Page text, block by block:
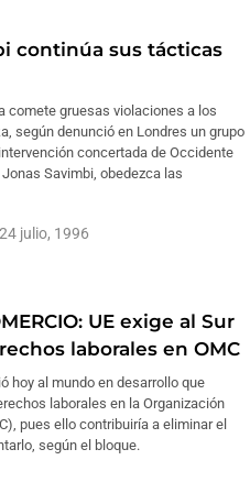
continúa sus tácticas
comete gruesas violaciones a los
según denunció en Londres un grupo
concertada de Occidente
Savimbi, obedezca las
24 julio, 1996
UE exige al Sur
laborales en OMC
hoy al mundo en desarrollo que
laborales en la Organización
pues ello contribuiría a eliminar el
según el bloque.